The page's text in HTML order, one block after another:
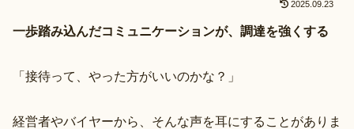
2025.09.23
一歩踏み込んだコミュニケーションが、調達を強くする
「接待って、やった方がいいのかな？」
経営者やバイヤーから、そんな声を耳にすることがありま